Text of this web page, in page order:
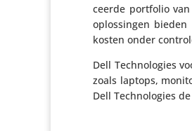
ceerde portfolio
oplos­singen
kosten onder
Dell Tech­no­lo­gies
zoals laptops,
Dell Tech­no­lo­gies